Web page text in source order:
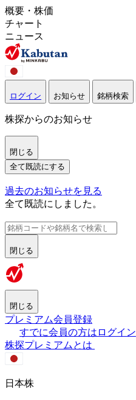
概要・株価
チャート
ニュース
ログイン お知らせ 銘柄検索
株探からのお知らせ
閉じる
全て既読にする
過去のお知らせを見る
全て既読にしました。
閉じる
閉じる
プレミアム会員登録
すでに会員の方はログイン
株探プレミアムとは
日本株